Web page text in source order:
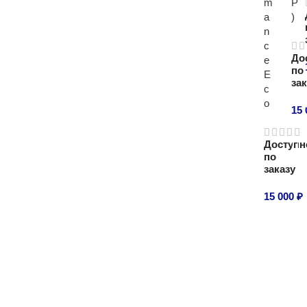
m
a
n
c
e
E
c
o
по
заказу
15 000₽
Р
)
по
15